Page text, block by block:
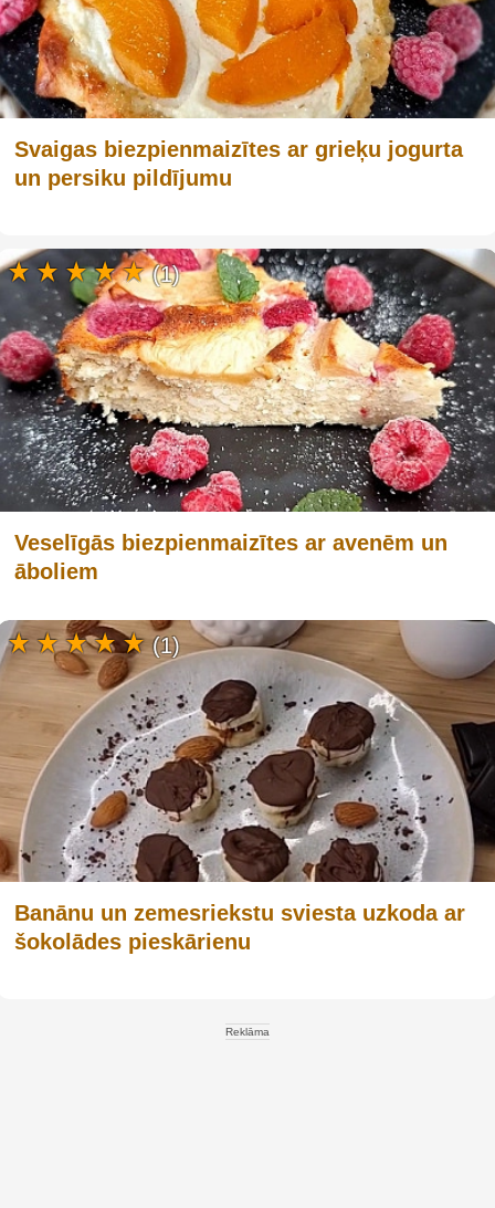
Svaigas biezpienmaizītes ar grieķu jogurta
un persiku pildījumu
Veselīgās biezpienmaizītes ar avenēm un
āboliem
(1)
Banānu un zemesriekstu sviesta uzkoda ar
šokolādes pieskārienu
(1)
Reklāma